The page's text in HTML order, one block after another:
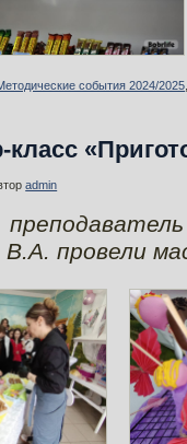
события 2024/2025
класс
admin
провели